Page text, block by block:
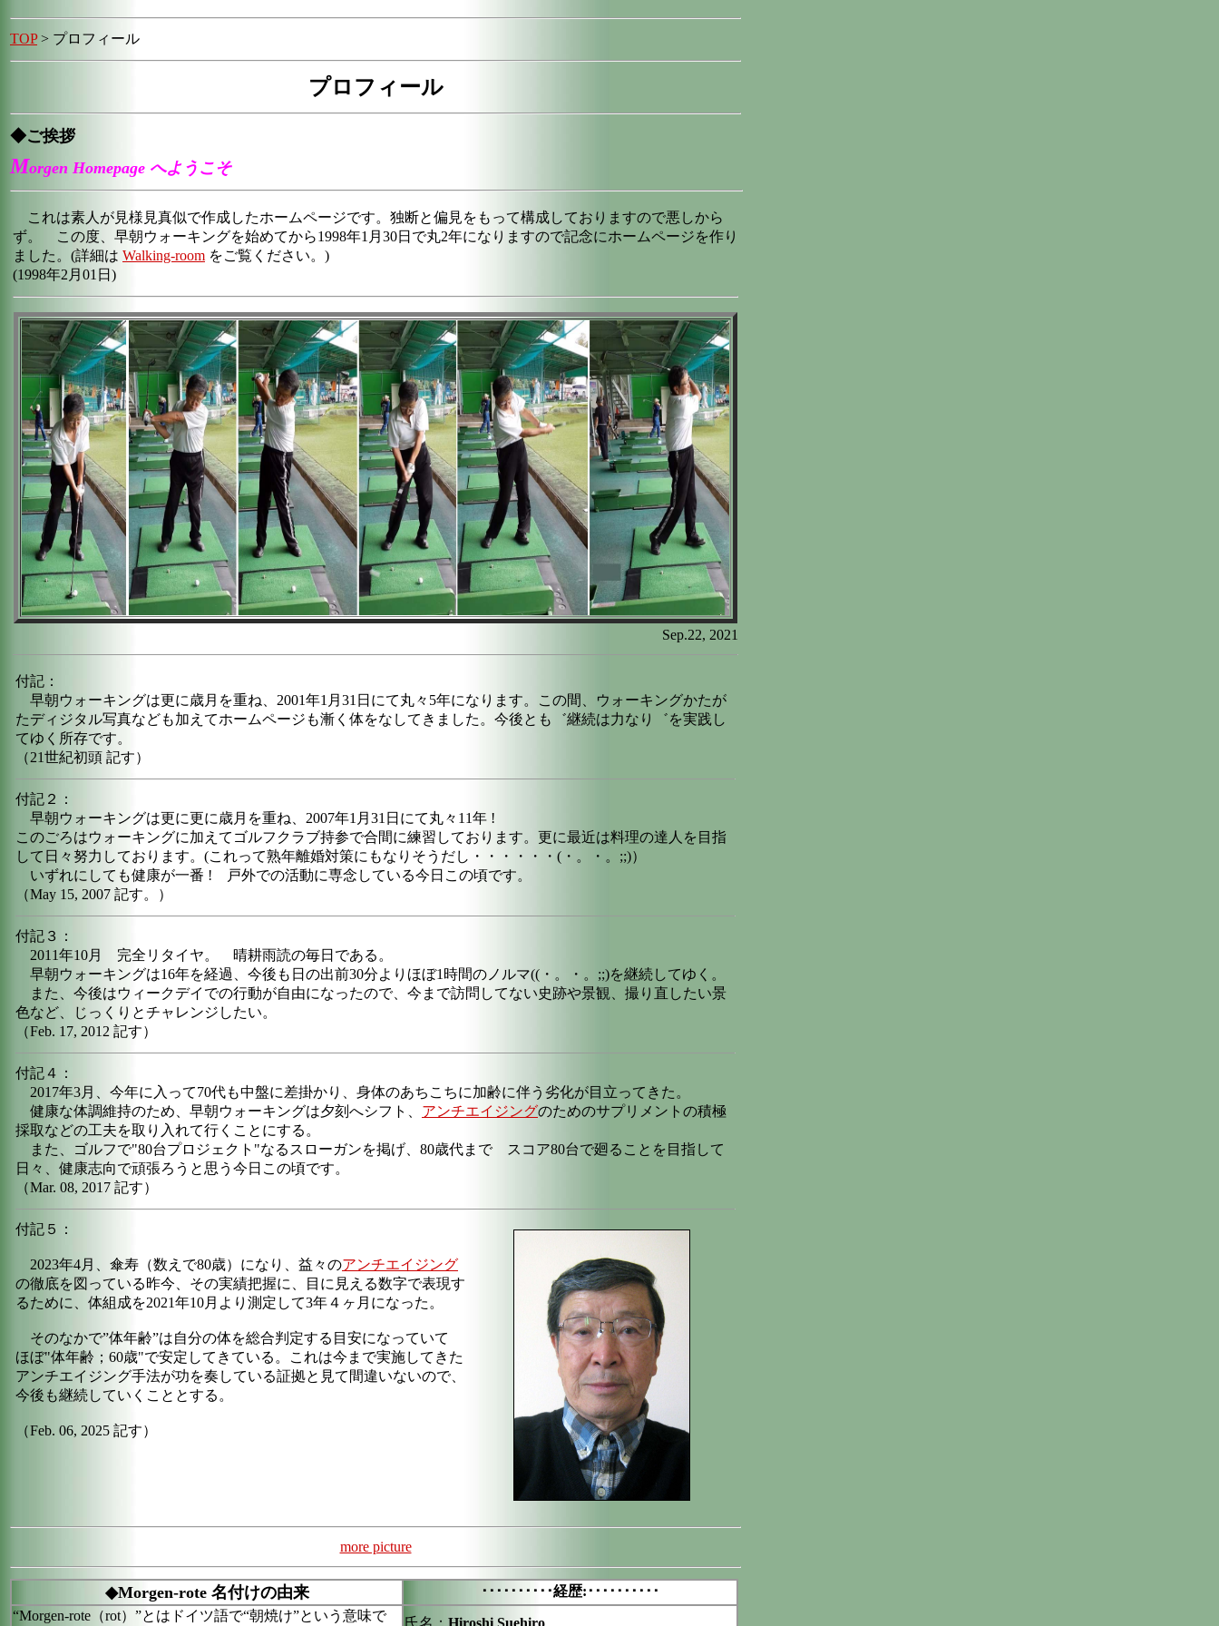
TOP> プロフィール
プロフィール
◆ご挨拶
Morgen Homepage へようこそ
これは素人が見様見真似で作成したホームページです。独断と偏見をもって構成しておりますので悪しから
ず。 この度、早朝ウォーキングを始めてから1998年1月30日で丸2年になりますので記念にホームページを作り
ました。(詳細は Walking-room をご覧ください。)
(1998年2月01日)
Sep.22, 2021
付記：
早朝ウォーキングは更に歳月を重ね、2001年1月31日にて丸々5年になります。この間、ウォーキングかたが
たディジタル写真なども加えてホームページも漸く体をなしてきました。今後とも゛継続は力なり゛を実践し
てゆく所存です。
（21世紀初頭 記す）
付記２：
早朝ウォーキングは更に更に歳月を重ね、2007年1月31日にて丸々11年 !
このごろはウォーキングに加えてゴルフクラブ持参で合間に練習しております。更に最近は料理の達人を目指
して日々努力しております。(これって熟年離婚対策にもなりそうだし・・・・・・(・。・。;;)）
いずれにしても健康が一番 ! 戸外での活動に専念している今日この頃です。
（May 15, 2007 記す。）
付記３：
2011年10月 完全リタイヤ。 晴耕雨読の毎日である。
早朝ウォーキングは16年を経過、今後も日の出前30分よりほぼ1時間のノルマ((・。・。;;)を継続してゆく。
また、今後はウィークデイでの行動が自由になったので、今まで訪問してない史跡や景観、撮り直したい景
色など、じっくりとチャレンジしたい。
（Feb. 17, 2012 記す）
付記４：
2017年3月、今年に入って70代も中盤に差掛かり、身体のあちこちに加齢に伴う劣化が目立ってきた。
健康な体調維持のため、早朝ウォーキングは夕刻へシフト、 アンチエイジングのためのサプリメントの積極
採取などの工夫を取り入れて行くことにする。
また、ゴルフで"80台プロジェクト"なるスローガンを掲げ、80歳代まで スコア80台で廻ることを目指して
日々、健康志向で頑張ろうと思う今日この頃です。
（Mar. 08, 2017 記す）
付記５：
2023年4月、傘寿（数えで80歳）になり、益々のアンチエイジング
の徹底を図っている昨今、その実績把握に、目に見える数字で表現す
るために、体組成を2021年10月より測定して3年４ヶ月になった。
そのなかで”体年齢”は自分の体を総合判定する目安になっていて
ほぼ"体年齢；60歳"で安定してきている。これは今まで実施してきた
アンチエイジング手法が功を奏している証拠と見て間違いないので、
今後も継続していくこととする。
（Feb. 06, 2025 記す）
more picture
◆Morgen-rote 名付けの由来
･･････････経歴:･･････････
“Morgen-rote （rot）”とはドイツ語で“朝焼け”という意味で 氏名； Hiroshi Suehiro